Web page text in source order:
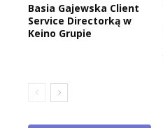
Basia Gajewska Client
Service Directorką w
Keino Grupie